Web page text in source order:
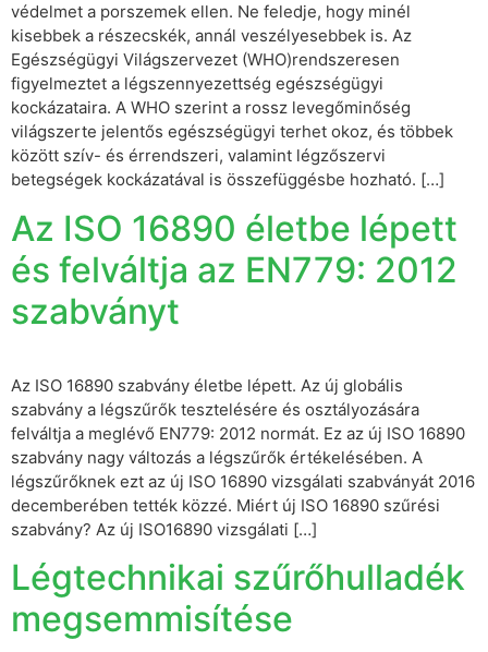
védelmet a porszemek ellen. Ne feledje, hogy minél
kisebbek a részecskék, annál veszélyesebbek is. Az
Egészségügyi Világszervezet (WHO)rendszeresen
figyelmeztet a légszennyezettség egészségügyi
kockázataira. A WHO szerint a rossz levegőminőség
világszerte jelentős egészségügyi terhet okoz, és többek
között szív- és érrendszeri, valamint légzőszervi
betegségek kockázatával is összefüggésbe hozható. […]
Az ISO 16890 életbe lépett
és felváltja az EN779: 2012
szabványt
Az ISO 16890 szabvány életbe lépett. Az új globális
szabvány a légszűrők tesztelésére és osztályozására
felváltja a meglévő EN779: 2012 normát. Ez az új ISO 16890
szabvány nagy változás a légszűrők értékelésében. A
légszűrőknek ezt az új ISO 16890 vizsgálati szabványát 2016
decemberében tették közzé. Miért új ISO 16890 szűrési
szabvány? Az új ISO16890 vizsgálati […]
Légtechnikai szűrőhulladék
megsemmisítése